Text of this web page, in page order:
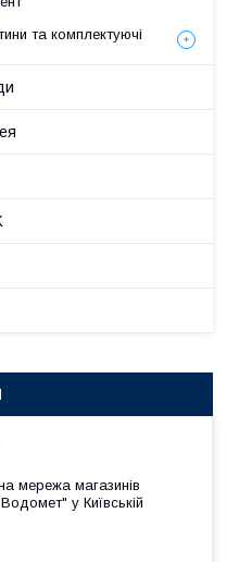
та комплектуючі
мережа магазинів
у Київській